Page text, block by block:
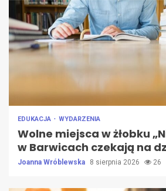
EDUKACJA WYDARZENIA
Wolne miejsca w żłobku
w Barwicach czekają na
Joanna Wróblewska 8 sierpnia 2026 26